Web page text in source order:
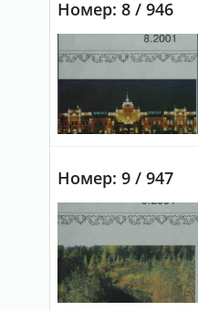
Номер: 8 / 946
Номер: 9 / 947